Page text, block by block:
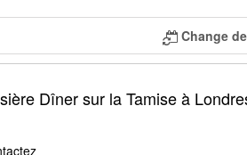
Change
Dîner sur la Tamise à